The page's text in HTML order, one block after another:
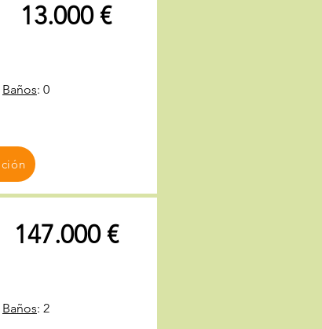
13.000 €
Baños: 0
147.000 €
Baños: 2